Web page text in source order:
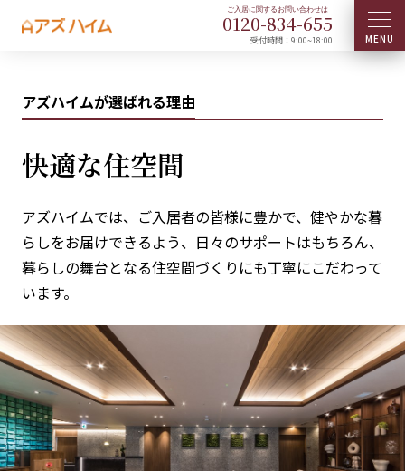
0120-834-655
受付時間：9:00~18:00
アズハイムが選ばれる理由
快適な住空間
アズハイムでは、ご入居者の皆様に豊かで、健やかな暮
らしをお届けできるよう、日々のサポートはもちろん、
暮らしの舞台となる住空間づくりにも丁寧にこだわって
います。